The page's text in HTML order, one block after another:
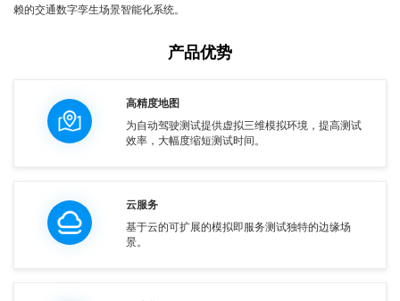
赖的交通数字孪生场景智能化系统。
产品优势
高精度地图
为自动驾驶测试提供虚拟三维模拟环境，提高测试
效率，大幅度缩短测试时间。
云服务
基于云的可扩展的模拟即服务测试独特的边缘场
景。